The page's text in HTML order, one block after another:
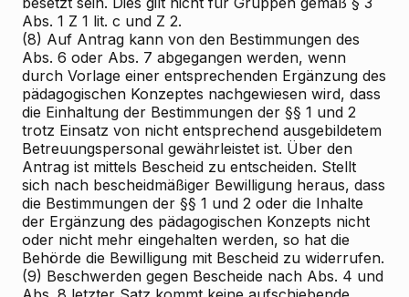
Abs. 1 Z 1 lit. c und Z 2.
(8) Auf Antrag kann von den Bestimmungen des
Abs. 6 oder Abs. 7 abgegangen werden, wenn
durch Vorlage einer entsprechenden Ergänzung des
pädagogischen Konzeptes nachgewiesen wird, dass
die Einhaltung der Bestimmungen der §§ 1 und 2
trotz Einsatz von nicht entsprechend ausgebildetem
Betreuungspersonal gewährleistet ist. Über den
Antrag ist mittels Bescheid zu entscheiden. Stellt
sich nach bescheidmäßiger Bewilligung heraus, dass
die Bestimmungen der §§ 1 und 2 oder die Inhalte
der Ergänzung des pädagogischen Konzepts nicht
oder nicht mehr eingehalten werden, so hat die
Behörde die Bewilligung mit Bescheid zu widerrufen.
(9) Beschwerden gegen Bescheide nach Abs. 4 und